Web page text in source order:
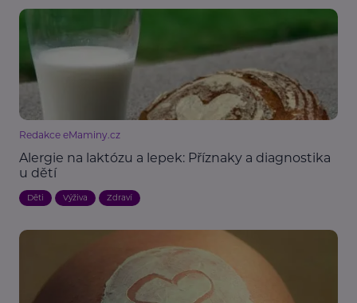
Redakce eMaminy.cz
Alergie na laktózu a lepek: Příznaky a diagnostika
u dětí
Děti Výživa Zdraví